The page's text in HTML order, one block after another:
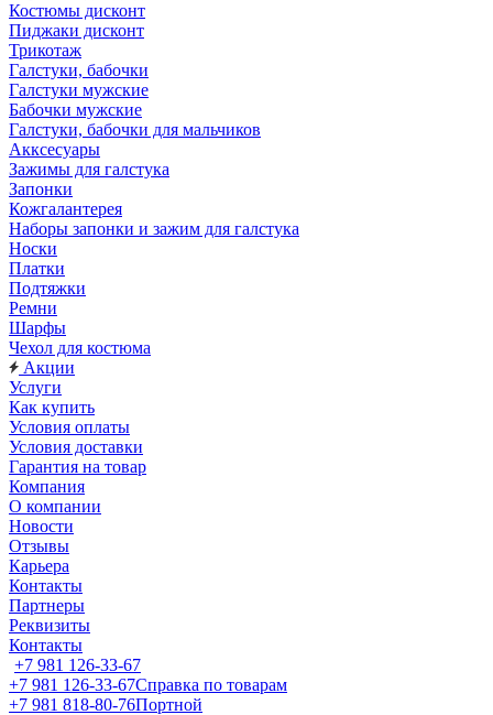
Костюмы дисконт
Пиджаки дисконт
Трикотаж
Галстуки, бабочки
Галстуки мужские
Бабочки мужские
Галстуки, бабочки для мальчиков
Акксесуары
Зажимы для галстука
Запонки
Кожгалантерея
Наборы запонки и зажим для галстука
Носки
Платки
Подтяжки
Ремни
Шарфы
Чехол для костюма
Акции
Услуги
Как купить
Условия оплаты
Условия доставки
Гарантия на товар
Компания
О компании
Новости
Отзывы
Карьера
Контакты
Партнеры
Реквизиты
Контакты
+7 981 126-33-67
+7 981 126-33-67Справка по товарам
+7 981 818-80-76Портной